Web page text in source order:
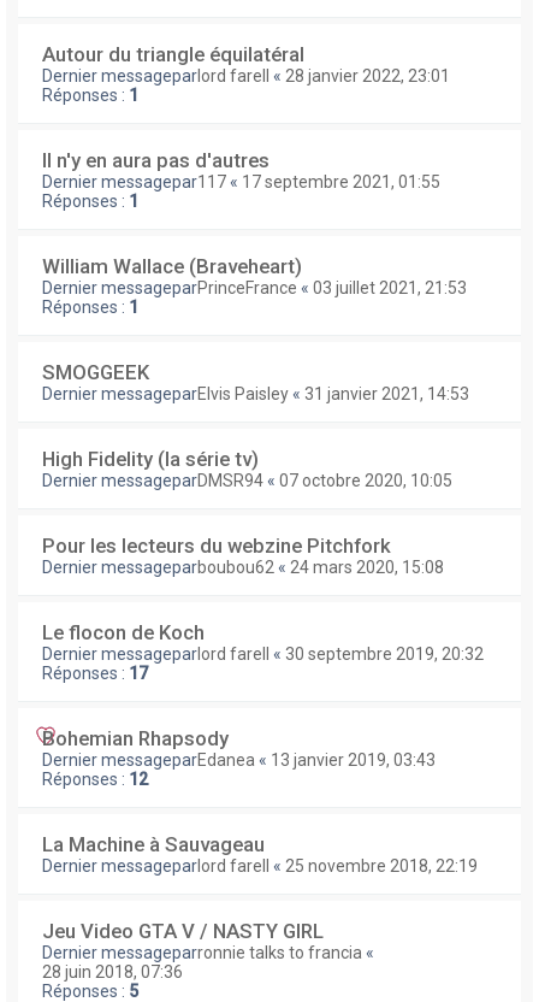
Autour du triangle équilatéral
Dernier messageparlord farell « 28 janvier 2022, 23:01
Réponses : 1
Il n'y en aura pas d'autres
Dernier messagepar117 « 17 septembre 2021, 01:55
Réponses : 1
William Wallace (Braveheart)
Dernier messageparPrinceFrance « 03 juillet 2021, 21:53
Réponses : 1
SMOGGEEK
Dernier messageparElvis Paisley « 31 janvier 2021, 14:53
High Fidelity (la série tv)
Dernier messageparDMSR94 « 07 octobre 2020, 10:05
Pour les lecteurs du webzine Pitchfork
Dernier messageparboubou62 « 24 mars 2020, 15:08
Le flocon de Koch
Dernier messageparlord farell « 30 septembre 2019, 20:32
Réponses : 17
Bohemian Rhapsody
Dernier messageparEdanea « 13 janvier 2019, 03:43
Réponses : 12
La Machine à Sauvageau
Dernier messageparlord farell « 25 novembre 2018, 22:19
Jeu Video GTA V / NASTY GIRL
Dernier messageparronnie talks to francia «
28 juin 2018, 07:36
Réponses : 5